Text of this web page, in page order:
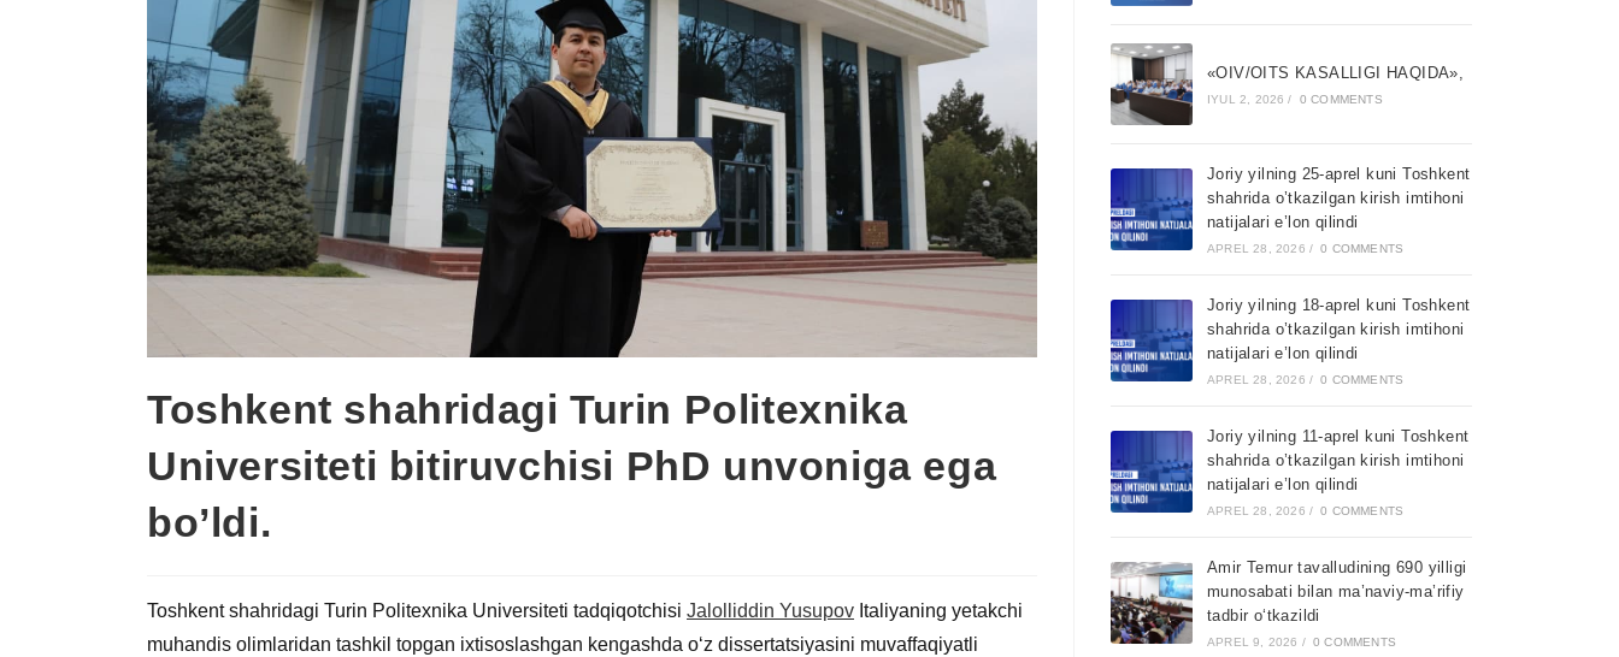
Toshkent shahridagi Turin Politexnika
Universiteti bitiruvchisi PhD unvoniga ega
bo’ldi.
Toshkent shahridagi Turin Politexnika Universiteti tadqiqotchisi Jalolliddin Yusupov Italiyaning yetakchi
muhandis olimlaridan tashkil topgan ixtisoslashgan kengashda o‘z dissertatsiyasini muvaffaqiyatli
«OIV/OITS KASALLIGI HAQIDA»,
IYUL 2, 2026 / 0 COMMENTS
Joriy yilning 25-aprel kuni Toshkent
shahrida o’tkazilgan kirish imtihoni
natijalari e’lon qilindi
APREL 28, 2026 / 0 COMMENTS
Joriy yilning 18-aprel kuni Toshkent
shahrida o’tkazilgan kirish imtihoni
natijalari e’lon qilindi
APREL 28, 2026 / 0 COMMENTS
Joriy yilning 11-aprel kuni Toshkent
shahrida o’tkazilgan kirish imtihoni
natijalari e’lon qilindi
APREL 28, 2026 / 0 COMMENTS
Amir Temur tavalludining 690 yilligi
munosabati bilan ma’naviy-ma’rifiy
tadbir o‘tkazildi
APREL 9, 2026 / 0 COMMENTS